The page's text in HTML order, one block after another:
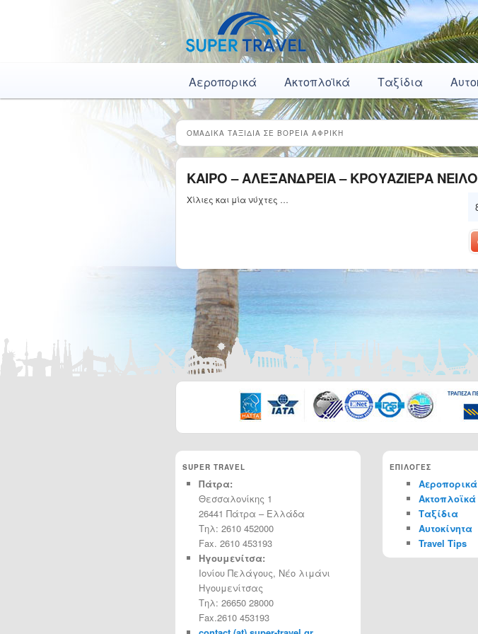
Μετάβαση το κύριο περιεχόμενο
Μετάβαση στο δευτερεύον περιεχόμενο
Αεροπορικά Ακτοπλοϊκά Ταξίδια
ΟΜΑΔΙΚΑ ΤΑΞΙΔΙΑ ΣΕ ΒΟΡΕΙΑ ΑΦΡΙΚΗ
ΚΑΙΡΟ – ΑΛΕΞΑΝΔΡΕΙΑ – KΡΟΥΑΖΙΕΡΑ
Χίλιες και μία νύχτες …
SUPER TRAVEL
Πάτρα:
Θεσσαλονίκης 1
26441 Πάτρα – Ελλάδα
Τηλ: 2610 452000
Fax. 2610 453193
Ηγουμενίτσα:
Ιονίου Πελάγους, Νέο λιμάνι
Ηγουμενίτσας
Τηλ: 26650 28000
Fax.2610 453193
ΕΠΙΛΟΓΕΣ
Αεροπορικά
Ακτοπλοϊκά
Ταξίδια
Αυτοκίνητα
Travel Tips